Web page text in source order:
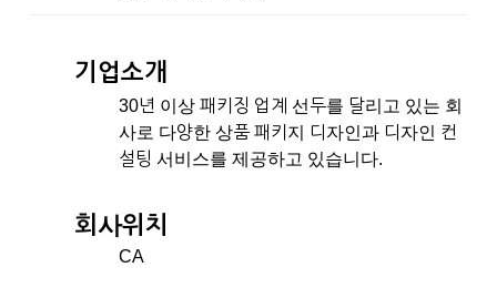
기업소개
30년 이상 패키징 업계 선두를 달리고 있는 회
사로 다양한 상품 패키지 디자인과 디자인 컨
설팅 서비스를 제공하고 있습니다.
회사위치
CA